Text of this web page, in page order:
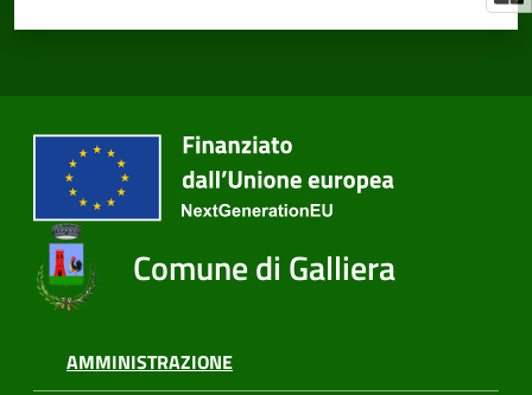
Comune di Galliera
AMMINISTRAZIONE